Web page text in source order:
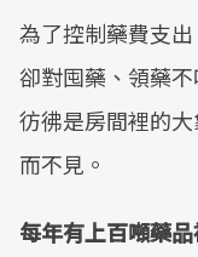
為了控制藥費支
卻對囤藥、領藥
彷彿是房間裡的
而不見。
每年有上百噸藥